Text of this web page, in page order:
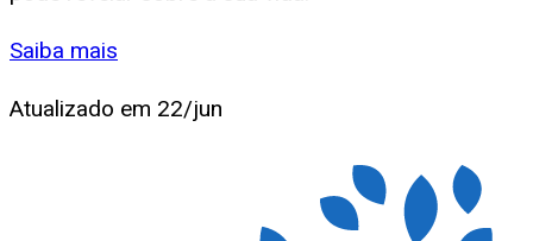
Saiba mais
Atualizado em 22/jun